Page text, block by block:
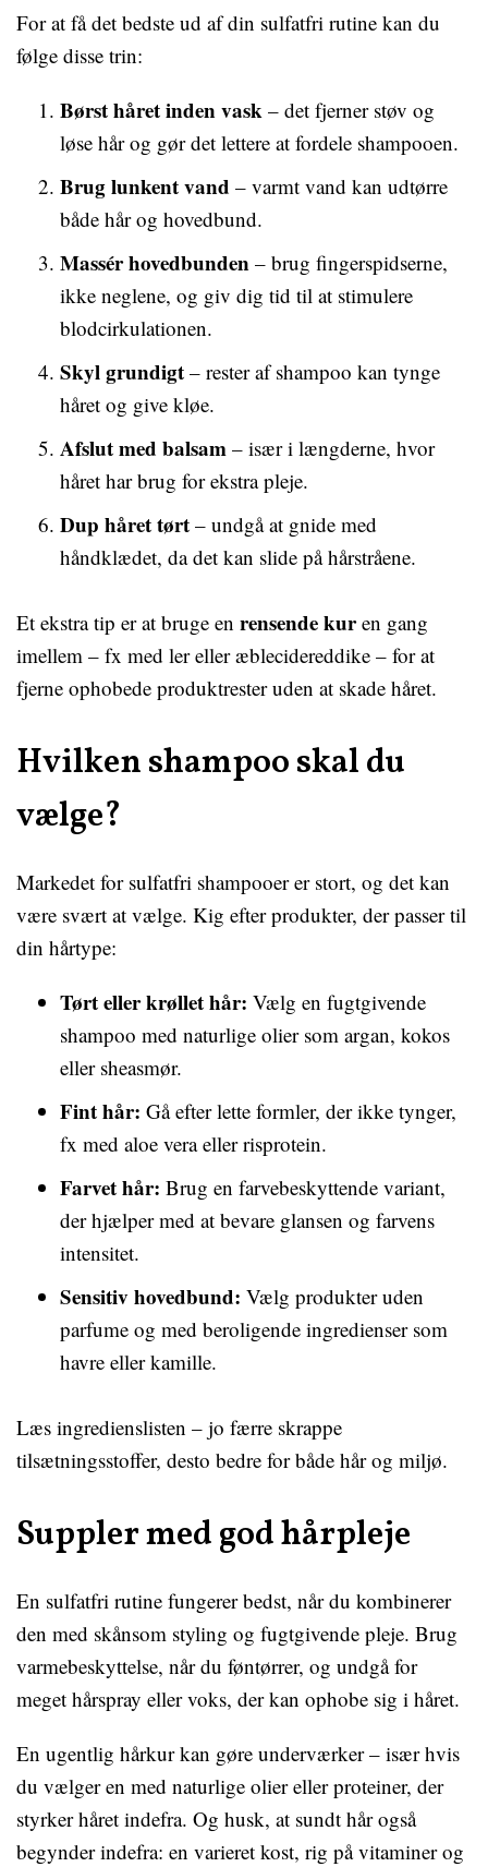
For at få det bedste ud af din sulfatfri rutine kan du
følge disse trin:
Børst håret inden vask – det fjerner støv og
løse hår og gør det lettere at fordele shampooen.
Brug lunkent vand – varmt vand kan udtørre
både hår og hovedbund.
Massér hovedbunden – brug fingerspidserne,
ikke neglene, og giv dig tid til at stimulere
blodcirkulationen.
Skyl grundigt – rester af shampoo kan tynge
håret og give kløe.
Afslut med balsam – især i længderne, hvor
håret har brug for ekstra pleje.
Dup håret tørt – undgå at gnide med
håndklædet, da det kan slide på hårstråene.
Et ekstra tip er at bruge en rensende kuren gang
imellem – fx med ler eller æblecidereddike – for at
fjerne ophobede produktrester uden at skade håret.
Hvilken shampoo skal du
vælge?
Markedet for sulfatfri shampooer er stort, og det kan
være svært at vælge. Kig efter produkter, der passer til
din hårtype:
Tørt eller krøllet hår: Vælg en fugtgivende
shampoo med naturlige olier som argan, kokos
eller sheasmør.
Fint hår: Gå efter lette formler, der ikke tynger,
fx med aloe vera eller risprotein.
Farvet hår: Brug en farvebeskyttende variant,
der hjælper med at bevare glansen og farvens
intensitet.
Sensitiv hovedbund: Vælg produkter uden
parfume og med beroligende ingredienser som
havre eller kamille.
Læs ingredienslisten – jo færre skrappe
tilsætningsstoffer, desto bedre for både hår og miljø.
Suppler med god hårpleje
En sulfatfri rutine fungerer bedst, når du kombinerer
den med skånsom styling og fugtgivende pleje. Brug
varmebeskyttelse, når du føntørrer, og undgå for
meget hårspray eller voks, der kan ophobe sig i håret.
En ugentlig hårkur kan gøre underværker – især hvis
du vælger en med naturlige olier eller proteiner, der
styrker håret indefra. Og husk, at sundt hår også
begynder indefra: en varieret kost, rig på vitaminer og